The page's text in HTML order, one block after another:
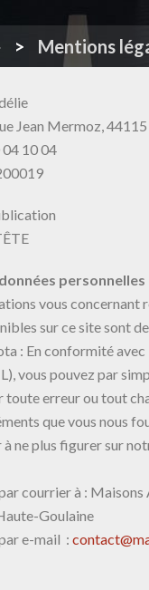
Mentions
Jean Mermoz,
04 10 04
personnelles
vous concernant
sur ce site sont
: En conformité avec
vous pouvez par
toute erreur ou tout
que vous nous
ne plus figurer sur
courrier à : Maisons
Goulaine
e-mail :